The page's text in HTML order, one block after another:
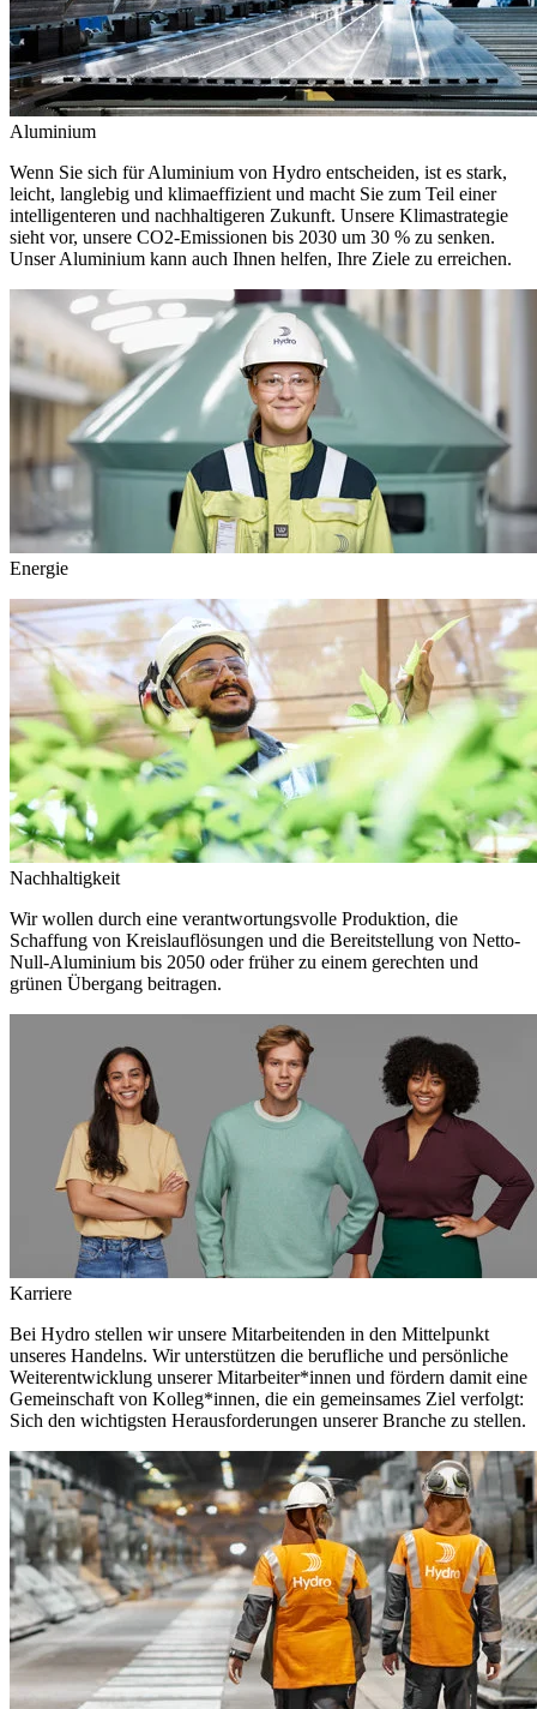
Aluminium
Wenn Sie sich für Aluminium von Hydro entscheiden, ist es stark,
leicht, langlebig und klimaeffizient und macht Sie zum Teil einer
intelligenteren und nachhaltigeren Zukunft. Unsere Klimastrategie
sieht vor, unsere CO2-Emissionen bis 2030 um 30 % zu senken.
Unser Aluminium kann auch Ihnen helfen, Ihre Ziele zu erreichen.
Energie
Nachhaltigkeit
Wir wollen durch eine verantwortungsvolle Produktion, die
Schaffung von Kreislauflösungen und die Bereitstellung von Netto-
Null-Aluminium bis 2050 oder früher zu einem gerechten und
grünen Übergang beitragen.
Karriere
Bei Hydro stellen wir unsere Mitarbeitenden in den Mittelpunkt
unseres Handelns. Wir unterstützen die berufliche und persönliche
Weiterentwicklung unserer Mitarbeiter*innen und fördern damit eine
Gemeinschaft von Kolleg*innen, die ein gemeinsames Ziel verfolgt:
Sich den wichtigsten Herausforderungen unserer Branche zu stellen.